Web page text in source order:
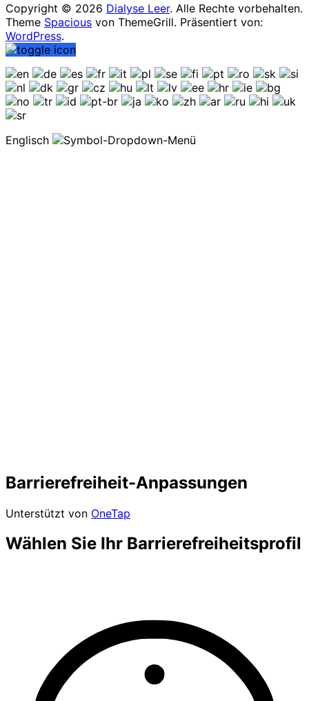
Copyright © 2026 Dialyse Leer. Alle Rechte vorbehalten.
Theme Spacious von ThemeGrill. Präsentiert von:
WordPress.
Englisch
Barrierefreiheit-Anpassungen
Unterstützt von OneTap
Wählen Sie Ihr Barrierefreiheitsprofil